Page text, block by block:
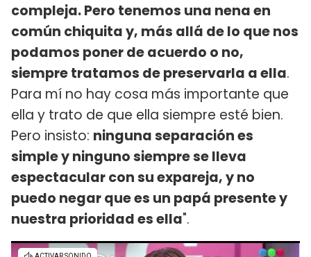
compleja. Pero tenemos una nena en
común chiquita y, más allá de lo que nos
podamos poner de acuerdo o no,
siempre tratamos de preservarla a ella.
Para mí no hay cosa más importante que
ella y trato de que ella siempre esté bien.
Pero insisto: ninguna separación es
simple y ninguno siempre se lleva
espectacular con su expareja, y no
puedo negar que es un papá presente y
nuestra prioridad es ella".